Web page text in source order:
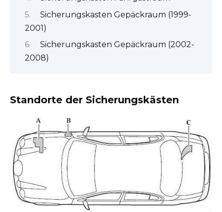
Sicherungskasten Gepäckraum (1999-
2001)
Sicherungskasten Gepäckraum (2002-
2008)
Standorte der Sicherungskästen